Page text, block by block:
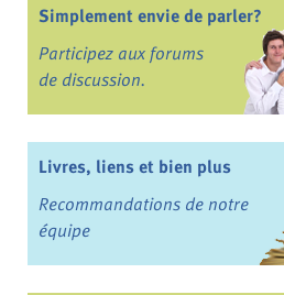
Simplement envie de parler?
Participez aux forums
de discussion.
Livres, liens et bien plus
Recommandations de notre
équipe